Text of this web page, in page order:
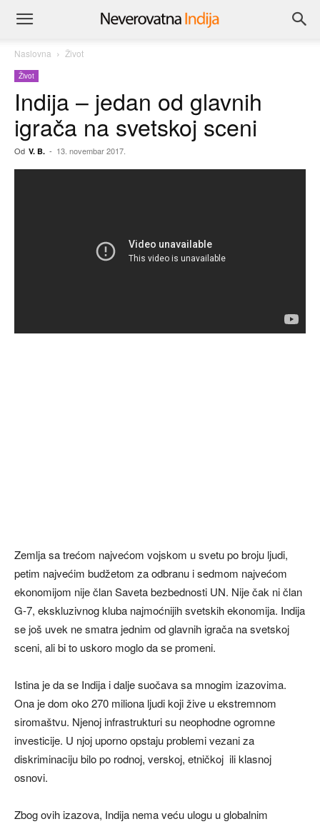
Naslovna Život
Život
Indija – jedan od glavnih
igrača na svetskoj sceni
Od V. B. - 13. novembar 2017.
Zemlja sa trećom najvećom vojskom u svetu po broju ljudi,
petim najvećim budžetom za odbranu i sedmom najvećom
ekonomijom nije član Saveta bezbednosti UN. Nije čak ni član
G-7, ekskluzivnog kluba najmoćnijih svetskih ekonomija. Indija
se još uvek ne smatra jednim od glavnih igrača na svetskoj
sceni, ali bi to uskoro moglo da se promeni.
Istina je da se Indija i dalje suočava sa mnogim izazovima.
Ona je dom oko 270 miliona ljudi koji žive u ekstremnom
siromaštvu. Njenoj infrastrukturi su neophodne ogromne
investicije. U njoj uporno opstaju problemi vezani za
diskriminaciju bilo po rodnoj, verskoj, etničkoj ili klasnoj
osnovi.
Zbog ovih izazova, Indija nema veću ulogu u globalnim